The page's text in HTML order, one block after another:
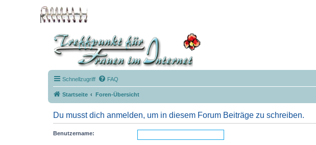
Schnellzugriff FAQ
Startseite Foren-Übersicht
Du musst dich anmelden, um in diesem Forum Beiträge zu schreiben.
Benutzername: